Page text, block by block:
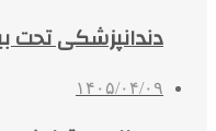
دندانپزشکی تحت
۱۴۰۵/۰۴/۰۹